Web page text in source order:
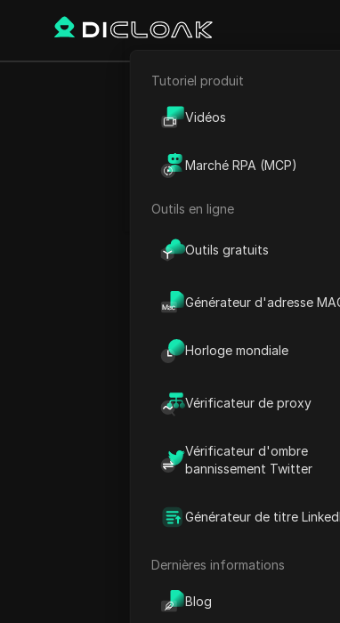
E-commerce
Tutoriel produit
Vidéos
Marché RPA (MCP)
Outils en ligne
Outils gratuits
Générateur d'adresse
Horloge mondiale
Vérificateur de proxy
Vérificateur d'ombre
bannissement Twitter
Générateur de titre
Dernières informations
Blog
14 55